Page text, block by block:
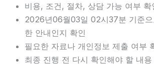
비용, 조건, 절차, 상담 가능 여부 확
2026년06월03일 02시37분 기준
한 안내인지 확인
필요한 자료나 개인정보 제출 여부
최종 진행 전 다시 확인해야 할 내용